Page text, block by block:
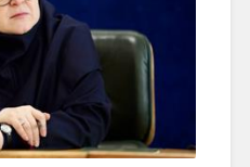
جامعه